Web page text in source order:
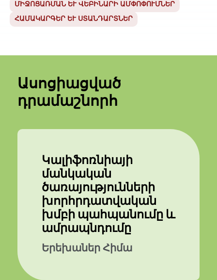
ՄԻՋՈՑԱՌՄԱՆ ԵՒ ՎԵԲԻՆԱՐԻ ԱՄՓՈՓՈՒՄՆԵՐ
ՀԱՄԱԿԱՐԳԵՐ ԵՒ ՍՏԱՆԴԱՐՏՆԵՐ
Ասոցիացված
դրամաշնորհ
Կալիֆոռնիայի
մանկական
ծառայությունների
խորհրդատվական
խմբի պահպանումը և
ամրապնդումը
Երեխաներ Հիմա